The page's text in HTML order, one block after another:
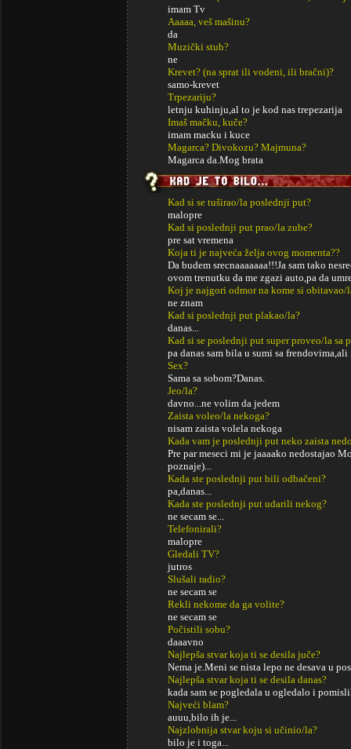
imam Tv
Aaaaa, veš mašinu?
da
Muzički stub?
ne
Krevet? (na sprat ili vodeni, ili bračni)?
samo-krevet
Trpezariju?
letnju kuhinju,al to je kod nas trepezarija
Imaš mačku, kuče?
imam macku i kuce
Magarca? Divokozu? Majmuna?
Magarca da.Mog brata
Kad si se tuširao/la poslednji put?
malopre
Kad si poslednji put prao/la zube?
pre sat vremena
Koja ti je najveća želja ovog momenta??
Da budem srecnaaaaaaa!!!Ja sam tako
ovom trenutku da me zgazi auto,pa da
Koj je najgori odmor na kome si obitavao/
ne znam
Kad si poslednji put plakao/la?
danas...
Kad si se poslednji put super proveo/la sa
pa danas sam bila u sumi sa
Sex?
Sama sa sobom?Danas.
Jeo/la?
davno...ne volim da jedem
Zaista voleo/la nekoga?
nisam zaista volela nekoga
Kada vam je poslednji put neko zaista
Pre par meseci mi je jaaaako nedostajao
poznaje)...
Kada ste poslednji put bili odbačeni?
pa,danas...
Kada ste poslednji put udarili nekog?
ne secam se...
Telefonirali?
malopre
Gledali TV?
jutros
Slušali radio?
ne secam se
Rekli nekome da ga volite?
ne secam se
Počistili sobu?
daaavno
Najlepša stvar koja ti se desila juče?
Nema je.Meni se nista lepo ne desava u
Najlepša stvar koja ti se desila danas?
kada sam se pogledala u ogledalo i
Najveći blam?
auuu,bilo ih je...
Najzlobnija stvar koju si učinio/la?
bilo je i toga...